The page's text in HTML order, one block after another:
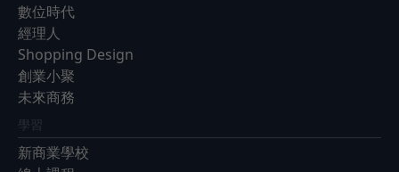
數位時代
經理人
Shopping Design
創業小聚
未來商務
學習
新商業學校